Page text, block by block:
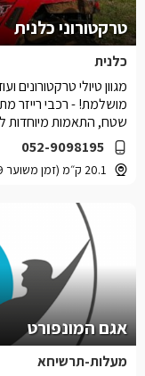
טרקטורוני כלנית
כלנית
052-9098195
20.1 ק״מ (זמן משוער 19 דקות)
מגוון טיולי טרקטורונים
מושלמת! - רכבי רייזר
שטח, התאמות מיוחדות
אגם המונפורט
מעלות-תרשיחא